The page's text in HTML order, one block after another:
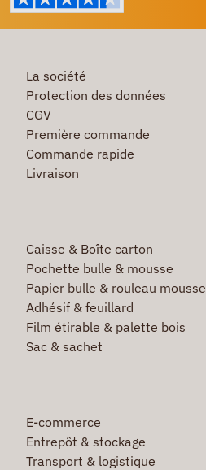
La société
Protection des données
CGV
Première commande
Commande rapide
Livraison
Caisse & Boîte carton
Pochette bulle & mousse
Papier bulle & rouleau mousse
Adhésif & feuillard
Film étirable & palette bois
Sac & sachet
E-commerce
Entrepôt & stockage
Transport & logistique